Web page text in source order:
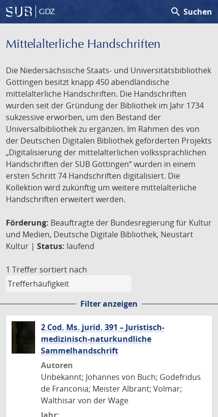
GDZ search Suchen
Mittelalterliche Handschriften
Die Niedersächsische Staats- und Universitätsbibliothek
Göttingen besitzt knapp 450 abendländische
mittelalterliche Handschriften. Die Handschriften
wurden seit der Gründung der Bibliothek im Jahr 1734
sukzessive erworben, um den Bestand der
Universalbibliothek zu ergänzen. Im Rahmen des von
der Deutschen Digitalen Bibliothek geförderten Projekts
„Digitalisierung der mittelalterlichen volkssprachlichen
Handschriften der SUB Göttingen“ wurden in einem
ersten Schritt 74 Handschriften digitalisiert. Die
Kollektion wird zukünftig um weitere mittelalterliche
Handschriften erweitert werden.
Förderung: Beauftragte der Bundesregierung für Kultur
und Medien, Deutsche Digitale Bibliothek, Neustart
Kultur | Status: laufend
1 Treffer sortiert nach
Filter anzeigen
2 Cod. Ms. jurid. 391 – Juristisch-
medizinisch-naturkundliche
Sammelhandschrift
Autoren
Unbekannt; Johannes von Buch; Godefridus
de Franconia; Meister Albrant; Volmar;
Walthisar von der Wage